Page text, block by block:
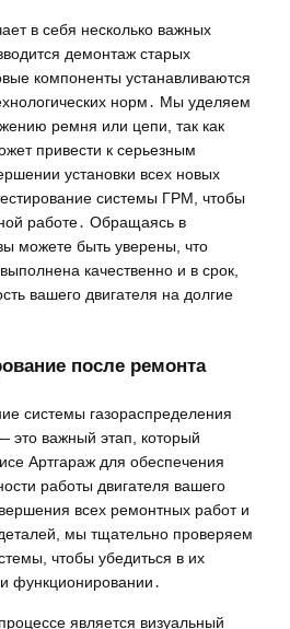
в себя несколько важных
демонтаж старых
компоненты устанавливаются
норм․ Мы уделяем
ремня или цепи, так как
привести к серьезным
установки всех новых
системы ГРМ, чтобы
работе․ Обращаясь в
можете быть уверены, что
качественно и в срок,
вашего двигателя на долгие
после ремонта
системы газораспределения
важный этап, который
Артгараж для обеспечения
работы двигателя вашего
всех ремонтных работ и
мы тщательно проверяем
чтобы убедиться в их
функционировании․
является визуальный